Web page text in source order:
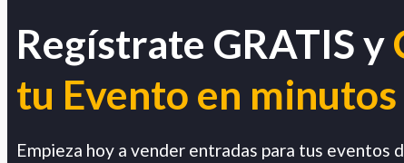
Regístrate GRATIS y
tu Evento en minutos
Empieza hoy a vender entradas para tus eventos